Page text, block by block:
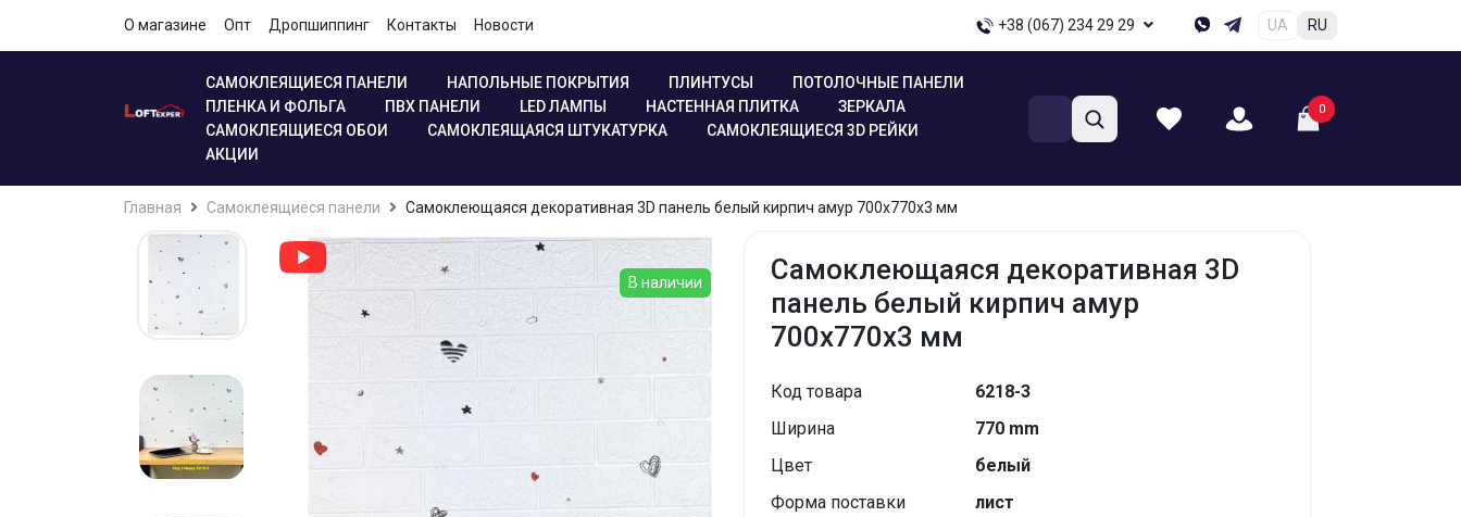
О магазине Опт Дропшиппинг Контакты Новости +38 (067) 234 29 29 UA RU
САМОКЛЕЯЩИЕСЯ ПАНЕЛИ НАПОЛЬНЫЕ ПОКРЫТИЯ ПЛИНТУСЫ
ПОТОЛОЧНЫЕ ПАНЕЛИ
ПЛЕНКА И ФОЛЬГА
ПВХ ПАНЕЛИ LED ЛАМПЫ НАСТЕННАЯ ПЛИТКА
ЗЕРКАЛА
САМОКЛЕЯЩИЕСЯ ОБОИ
САМОКЛЕЯЩАЯСЯ ШТУКАТУРКА
САМОКЛЕЯЩИЕСЯ 3D РЕЙКИ
АКЦИИ
0
Главная Самоклеящиеся панели Самоклеющаяся декоративная 3D панель белый кирпич амур 700x770x3 мм
В наличии
Самоклеющаяся декоративная 3D
панель белый кирпич амур
700x770x3 мм
Код товара
6218-3
Ширина
770 mm
Цвет
белый
Форма поставки
лист